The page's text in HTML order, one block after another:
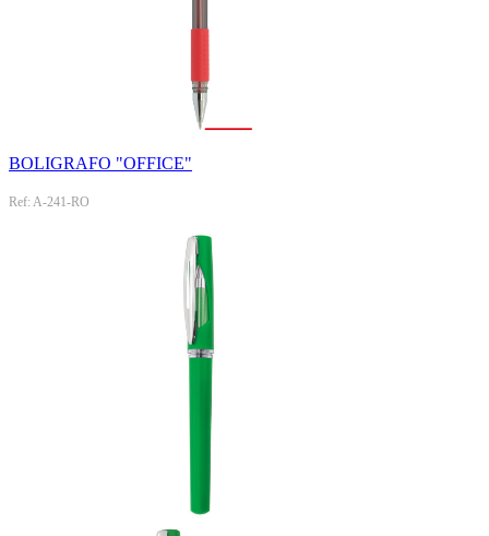
BOLIGRAFO "OFFICE"
Ref: A-241-RO